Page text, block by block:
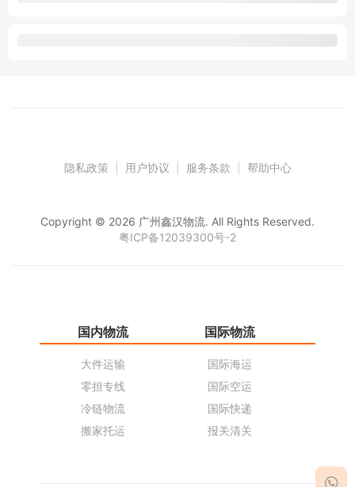
隐私政策 用户协议 服务条款 帮助中心
Copyright © 2026 广州鑫汉物流. All Rights Reserved.
粤ICP备12039300号-2
国内物流
大件运输
零担专线
冷链物流
搬家托运
国际物流
国际海运
国际空运
国际快递
报关清关